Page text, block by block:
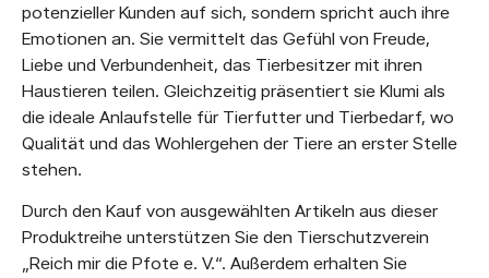
potenzieller Kunden auf sich, sondern spricht auch ihre
Emotionen an. Sie vermittelt das Gefühl von Freude,
Liebe und Verbundenheit, das Tierbesitzer mit ihren
Haustieren teilen. Gleichzeitig präsentiert sie Klumi als
die ideale Anlaufstelle für Tierfutter und Tierbedarf, wo
Qualität und das Wohlergehen der Tiere an erster Stelle
stehen.
Durch den Kauf von ausgewählten Artikeln aus dieser
Produktreihe unterstützen Sie den Tierschutzverein
„Reich mir die Pfote e. V.“. Außerdem erhalten Sie